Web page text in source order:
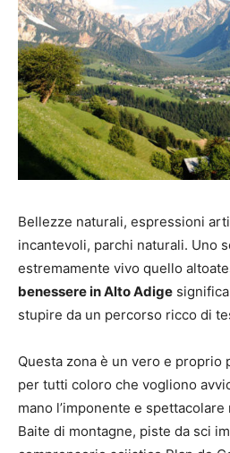
Bellezze naturali, espressioni
incantevoli, parchi naturali. Uno
estremamente vivo quello
benessere in Alto Adige
stupire da un percorso ricco di
Questa zona è un vero e proprio
per tutti coloro che vogliono
mano l’imponente e
Baite di montagne, piste da sci